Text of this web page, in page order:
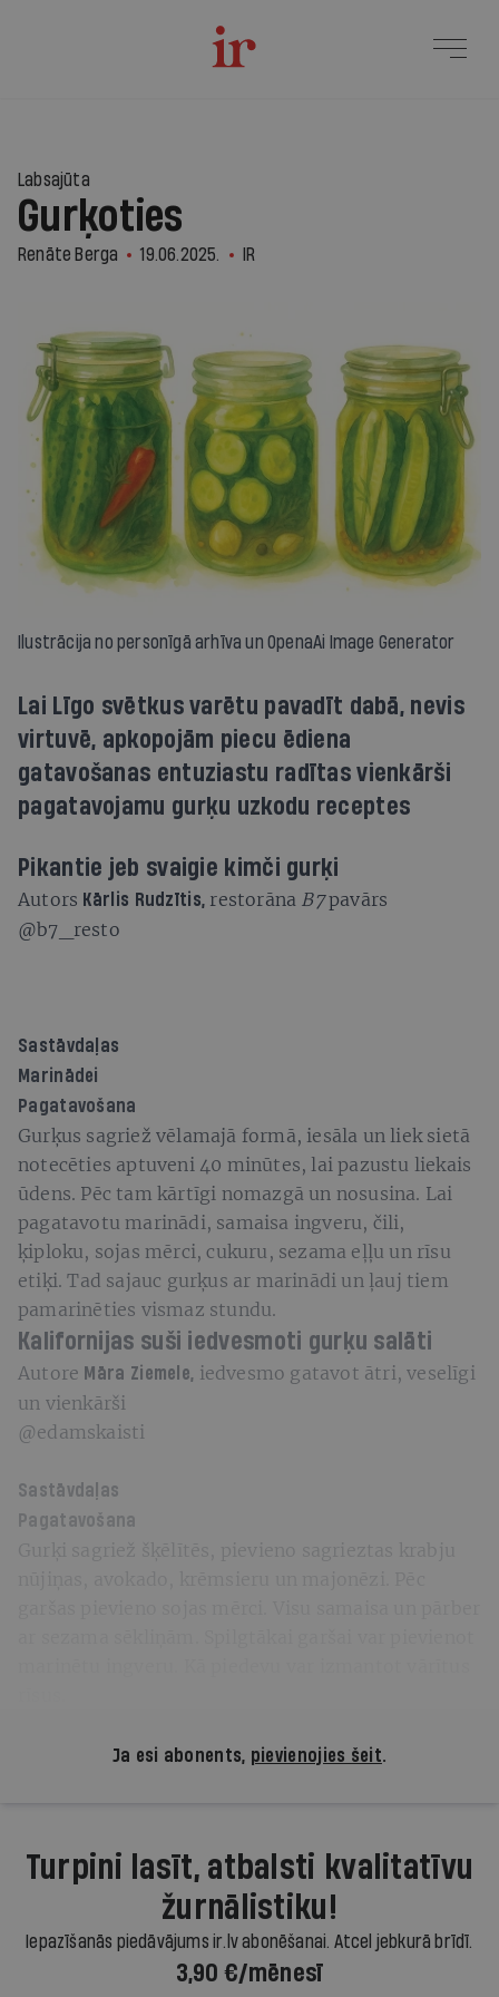
Labsajūta
Gurķoties
Renāte Berga 19.06.2025. IR
Ilustrācija no personīgā arhīva un OpenaAi Image Generator
Lai Līgo svētkus varētu pavadīt dabā, nevis
virtuvē, apkopojām piecu ēdiena
gatavošanas entuziastu radītas vienkārši
pagatavojamu gurķu uzkodu receptes
Pikantie jeb svaigie kimči gurķi
Autors Kārlis Rudzītis, restorāna B7pavārs
@b7_resto
Sastāvdaļas
Marinādei
Pagatavošana
Gurķus sagriež vēlamajā formā, iesāla un liek sietā
notecēties aptuveni 40 minūtes, lai pazustu liekais
ūdens. Pēc tam kārtīgi nomazgā un nosusina. Lai
pagatavotu marinādi, samaisa ingveru, čili,
ķiploku, sojas mērci, cukuru, sezama eļļu un rīsu
etiķi. Tad sajauc gurķus ar marinādi un ļauj tiem
pamarinēties vismaz stundu.
Kalifornijas suši iedvesmoti gurķu salāti
Autore Māra Ziemele, iedvesmo gatavot ātri, veselīgi
un vienkārši
@edamskaisti
Sastāvdaļas
Pagatavošana
Gurķi sagriež šķēlītēs, pievieno sagrieztas krabju
Ja esi abonents, pievienojies šeit.
Turpini lasīt, atbalsti kvalitatīvu
žurnālistiku!
Iepazīšanās piedāvājums ir.lv abonēšanai. Atcel jebkurā brīdī.
3,90 €/mēnesī